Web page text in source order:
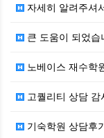
자세히 알려주셔
큰 도움이 되었습
노베이스 재수학
고퀄리티 상담 감
기숙학원 상담후